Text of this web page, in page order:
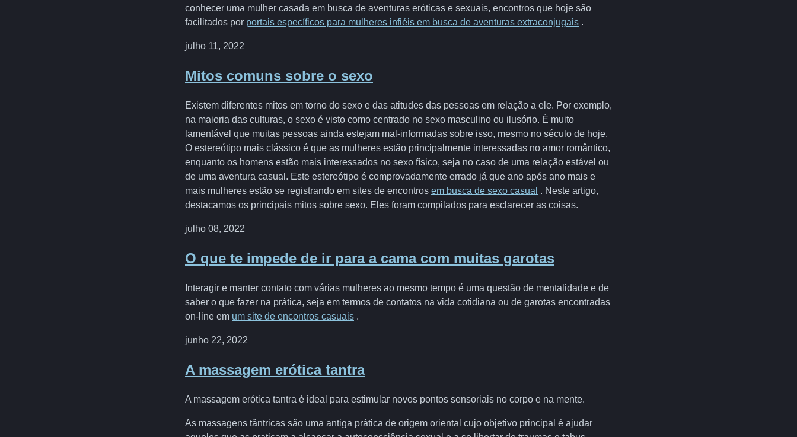
conhecer uma mulher casada em busca de aventuras eróticas e sexuais, encontros que hoje são
facilitados por portais específicos para mulheres infiéis em busca de aventuras extraconjugais .
julho 11, 2022
Mitos comuns sobre o sexo
Existem diferentes mitos em torno do sexo e das atitudes das pessoas em relação a ele. Por exemplo,
na maioria das culturas, o sexo é visto como centrado no sexo masculino ou ilusório. É muito
lamentável que muitas pessoas ainda estejam mal-informadas sobre isso, mesmo no século de hoje.
O estereótipo mais clássico é que as mulheres estão principalmente interessadas no amor romântico,
enquanto os homens estão mais interessados no sexo físico, seja no caso de uma relação estável ou
de uma aventura casual. Este estereótipo é comprovadamente errado já que ano após ano mais e
mais mulheres estão se registrando em sites de encontros em busca de sexo casual . Neste artigo,
destacamos os principais mitos sobre sexo. Eles foram compilados para esclarecer as coisas.
julho 08, 2022
O que te impede de ir para a cama com muitas garotas
Interagir e manter contato com várias mulheres ao mesmo tempo é uma questão de mentalidade e de
saber o que fazer na prática, seja em termos de contatos na vida cotidiana ou de garotas encontradas
on-line em um site de encontros casuais .
junho 22, 2022
A massagem erótica tantra
A massagem erótica tantra é ideal para estimular novos pontos sensoriais no corpo e na mente.
As massagens tântricas são uma antiga prática de origem oriental cujo objetivo principal é ajudar